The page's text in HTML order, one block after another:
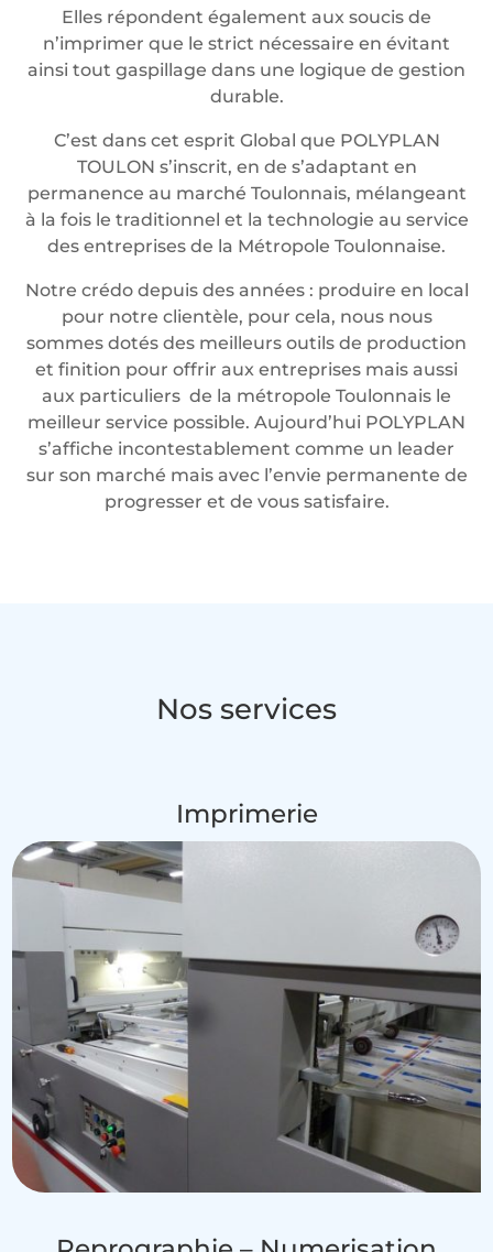
Elles répondent également aux soucis de
n’imprimer que le strict nécessaire en évitant
ainsi tout gaspillage dans une logique de gestion
durable.
C’est dans cet esprit Global que POLYPLAN
TOULON s’inscrit, en de s’adaptant en
permanence au marché Toulonnais, mélangeant
à la fois le traditionnel et la technologie au service
des entreprises de la Métropole Toulonnaise.
Notre crédo depuis des années : produire en local
pour notre clientèle, pour cela, nous nous
sommes dotés des meilleurs outils de production
et finition pour offrir aux entreprises mais aussi
aux particuliers de la métropole Toulonnais le
meilleur service possible. Aujourd’hui POLYPLAN
s’affiche incontestablement comme un leader
sur son marché mais avec l’envie permanente de
progresser et de vous satisfaire.
Nos services
Imprimerie